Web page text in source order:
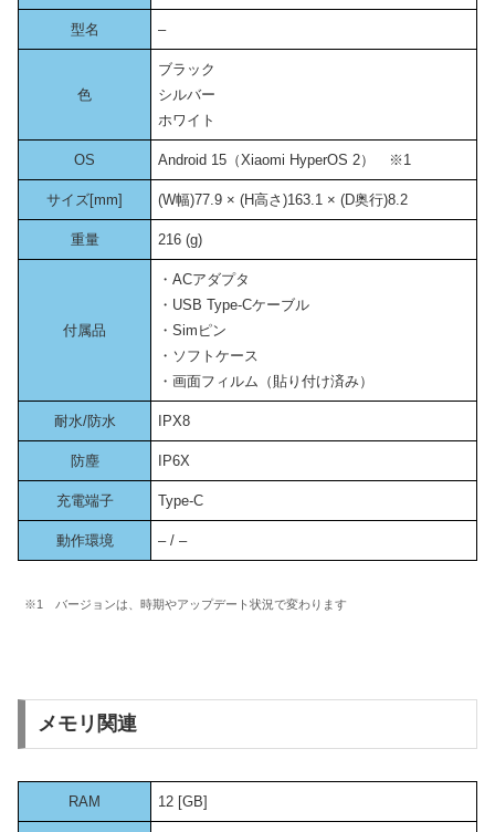
型名 –
色
ブラック
シルバー
ホワイト
OS Android 15（Xiaomi HyperOS 2） ※1
サイズ[mm] (W幅)77.9 × (H高さ)163.1 × (D奥行)8.2
重量 216 (g)
付属品
・ACアダプタ
・USB Type-Cケーブル
・Simピン
・ソフトケース
・画面フィルム（貼り付け済み）
耐水/防水 IPX8
防塵 IP6X
充電端子 Type-C
動作環境 – / –
※1 バージョンは、時期やアップデート状況で変わります
メモリ関連
RAM 12 [GB]